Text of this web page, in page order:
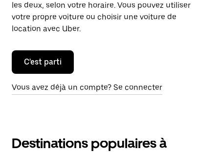
les deux, selon votre horaire. Vous pouvez utiliser
votre propre voiture ou choisir une voiture de
location avec Uber.
C'est parti
Vous avez déjà un compte? Se connecter
Destinations populaires à